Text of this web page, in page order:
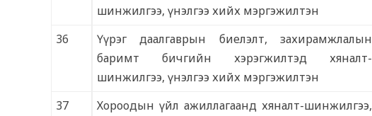
шинжилгээ, үнэлгээ хийх мэргэжилтэн
36
Үүрэг даалгаврын биелэлт, захирамжлалын
баримт бичгийн хэрэгжилтэд хяналт-
шинжилгээ, үнэлгээ хийх мэргэжилтэн
37
Хороодын үйл ажиллагаанд хяналт-шинжилгээ,